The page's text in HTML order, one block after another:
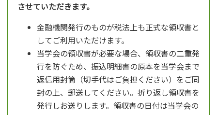
させていただきます。
金融機関発行のものが税法上も正式な領収書と
してご利用いただけます。
当学会の領収書が必要な場合、領収書の二重発
行を防ぐため、振込明細書の原本を当学会まで
返信用封筒（切手代はご負担ください）をご同
封の上、郵送してください。折り返し領収書を
発行しお送りします。領収書の日付は当学会の